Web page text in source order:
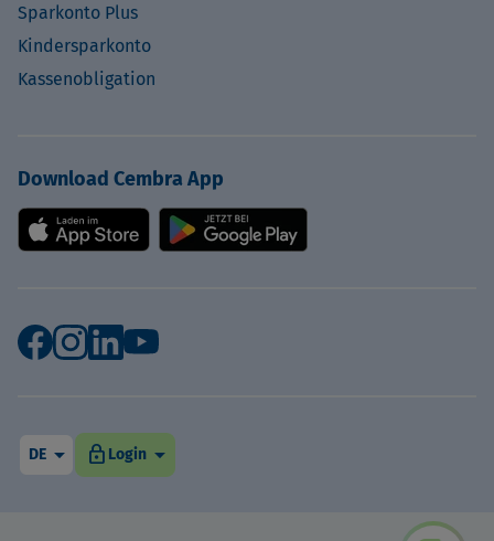
Sparkonto Plus
Kindersparkonto
Kassenobligation
Download Cembra App
arrow_drop_down
DE arrow_drop_down
Login
lock